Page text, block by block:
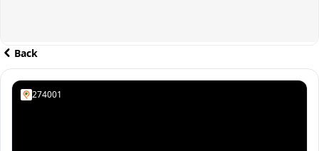
Back
274001